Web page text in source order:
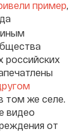
пример
российских
том же селе.
видео
от